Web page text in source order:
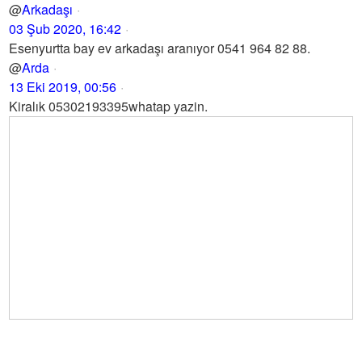
@Arkadaşı
03 Şub 2020, 16:42
Esenyurtta bay ev arkadaşı aranıyor 0541 964 82 88.
@Arda
13 Eki 2019, 00:56
Kiralık 05302193395whatap yazin.